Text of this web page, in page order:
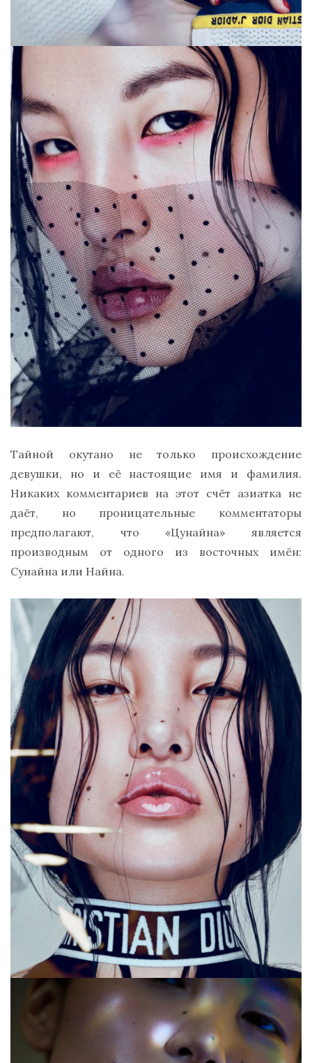
Тайной окутано не только происхождение
девушки, но и её настоящие имя и фамилия.
Никаких комментариев на этот счёт азиатка не
даёт, но проницательные комментаторы
предполагают, что «Цунайна» является
производным от одного из восточных имён:
Сунайна или Найна.